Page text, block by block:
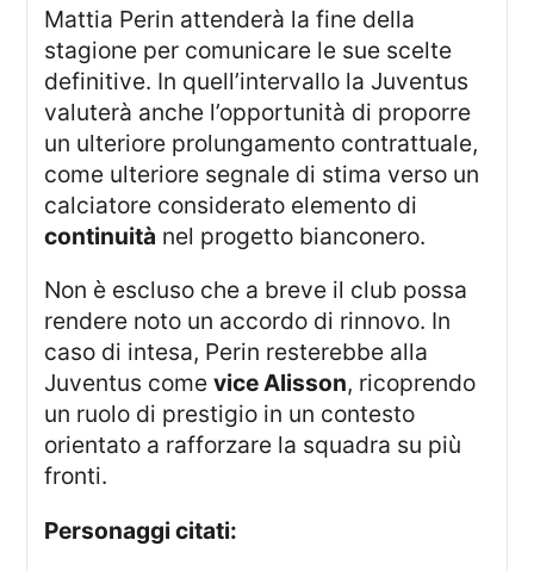
Mattia Perin attenderà la fine della
stagione per comunicare le sue scelte
definitive. In quell’intervallo la Juventus
valuterà anche l’opportunità di proporre
un ulteriore prolungamento contrattuale,
come ulteriore segnale di stima verso un
calciatore considerato elemento di
continuità nel progetto bianconero.
Non è escluso che a breve il club possa
rendere noto un accordo di rinnovo. In
caso di intesa, Perin resterebbe alla
Juventus comevice Alisson, ricoprendo
un ruolo di prestigio in un contesto
orientato a rafforzare la squadra su più
fronti.
Personaggi citati: